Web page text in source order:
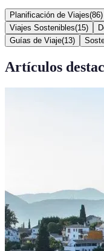
Planificación de Viajes(86)
Viajes Sostenibles(15)
Guías de Viaje(13)
Artículos